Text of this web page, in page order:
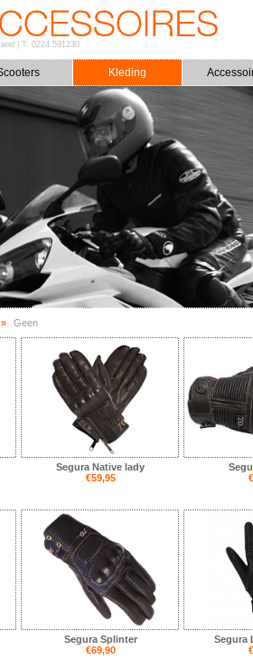
T: 0224 591230
Kleding
» Geen
Segura Native lady
€59,95
Segura Splinter
€69,90
Segura